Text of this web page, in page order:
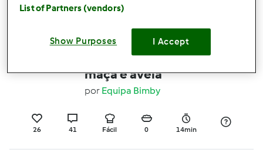
Oficialmente testada
Iogurte líquido com
maçã e aveia
por Equipa Bimby
26 41 Fácil 0 14min
List of Partners (vendors)
Show Purposes I Accept